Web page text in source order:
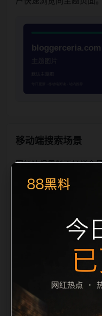
移动端搜索场景
网红情侣黑料不打烊今
红情侣黑料不打烊和今
短时间内理解页面主题
一致，减少无关词堆砌
复。从搜索体验看，用
摘要是否说明更新范围
类内容。因此本页保留
上一篇下一篇和
制在三次以内。后续更
容，每次新增保持少量